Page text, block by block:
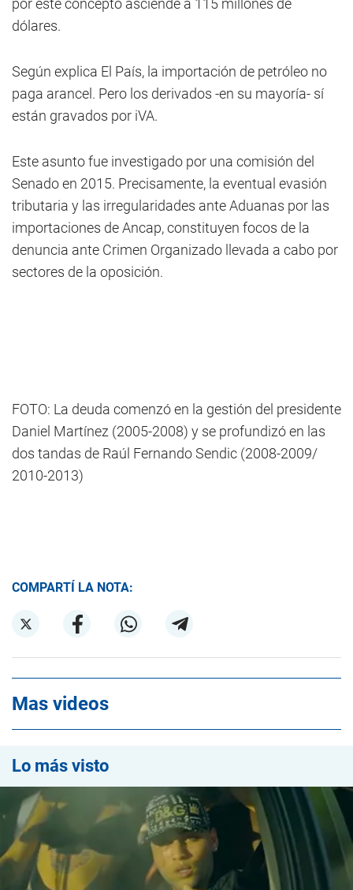
por este concepto asciende a 115 millones de
dólares.
Según explica El País, la importación de petróleo no
paga arancel. Pero los derivados -en su mayoría- sí
están gravados por iVA.
Este asunto fue investigado por una comisión del
Senado en 2015. Precisamente, la eventual evasión
tributaria y las irregularidades ante Aduanas por las
importaciones de Ancap, constituyen focos de la
denuncia ante Crimen Organizado llevada a cabo por
sectores de la oposición.
FOTO: La deuda comenzó en la gestión del presidente
Daniel Martínez (2005-2008) y se profundizó en las
dos tandas de Raúl Fernando Sendic (2008-2009/
2010-2013)
COMPARTÍ LA NOTA:
Mas videos
Lo más visto